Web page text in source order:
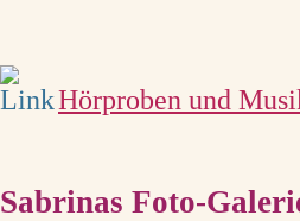
Hörproben und
Sabrinas Foto-